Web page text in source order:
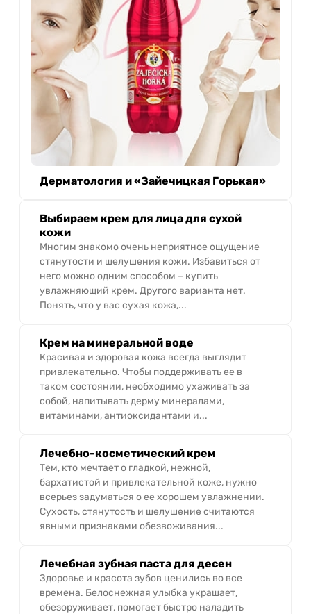
Дерматология и «Зайечицкая Горькая»
Выбираем крем для лица для сухой
кожи
Многим знакомо очень неприятное ощущение
стянутости и шелушения кожи. Избавиться от
него можно одним способом – купить
увлажняющий крем. Другого варианта нет.
Понять, что у вас сухая кожа,...
Крем на минеральной воде
Красивая и здоровая кожа всегда выглядит
привлекательно. Чтобы поддерживать ее в
таком состоянии, необходимо ухаживать за
собой, напитывать дерму минералами,
витаминами, антиоксидантами и...
Лечебно-косметический крем
Тем, кто мечтает о гладкой, нежной,
бархатистой и привлекательной коже, нужно
всерьез задуматься о ее хорошем увлажнении.
Сухость, стянутость и шелушение считаются
явными признаками обезвоживания...
Лечебная зубная паста для десен
Здоровье и красота зубов ценились во все
времена. Белоснежная улыбка украшает,
обезоруживает, помогает быстро наладить